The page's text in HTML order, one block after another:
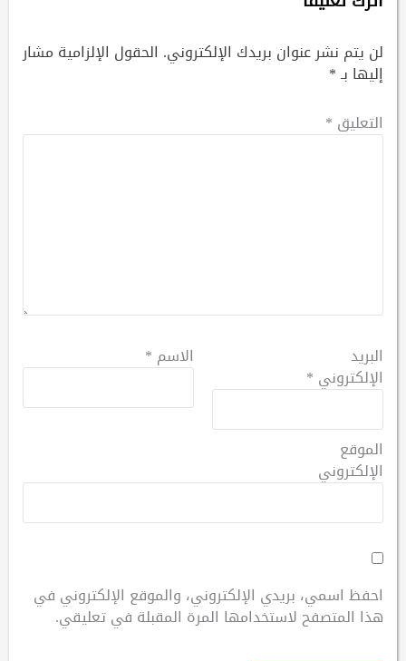
لن يتم نشر عنوان بريدك الإلكتروني. الحقول الإلزامية مشار
إليها بـ*
التعليق *
الاسم * البريد
الإلكتروني *
الموقع
الإلكتروني
احفظ اسمي، بريدي الإلكتروني، والموقع الإلكتروني في
هذا المتصفح لاستخدامها المرة المقبلة في تعليقي.